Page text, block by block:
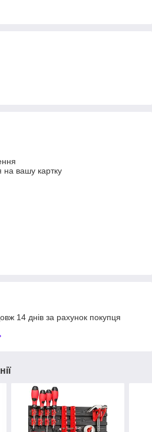
на вашу картку
14 днів за рахунок покупця